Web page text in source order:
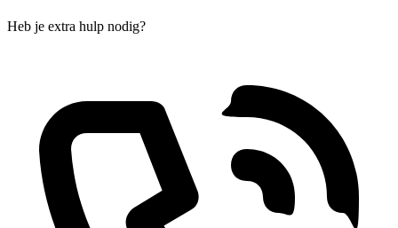
Heb je extra hulp nodig?